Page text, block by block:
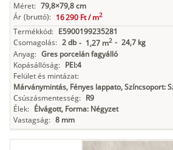
Méret: 79,8×79,8 cm
Ár (bruttó): 16 290 Ft /m2
Termékkód: E5900199235281
Csomagolás: 2 db - 1,27 m2 - 24,7 kg
Anyag: Gres porcelán fagyálló
Kopásállóság: PEI:4
Felület és mintázat:
Márványmintás, Fényes lappato, Színcsoport:
Csúszásmentesség: R9
Élek: Élvágott, Forma: Négyzet
Vastagság: 8 mm